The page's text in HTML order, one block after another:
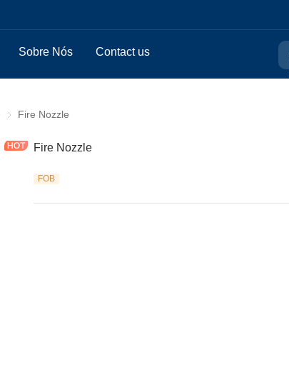
Sobre Nós Contact us
Bico de Incêndio
Fire Nozzle
Fire Nozzle
FOB